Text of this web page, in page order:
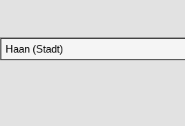
Haan (Stadt)